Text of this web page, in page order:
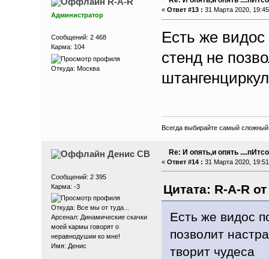
Администратор
Сообщений: 2 468
Карма: 104
Откуда: Москва
« Ответ #13 : 31 Марта 2020,
Есть же видос
стенд не
Всегда выбирайте самый
Денис СВ
Сообщений: 2 395
Карма: -3
Откуда: Все мы от туда...
Арсенал: Динамические скачки
моей кармы говорят о
неравнодушии ко мне!
Имя: Денис
Re: И опять,и опять
« Ответ #14 : 31 Марта 2020,
Цитата: R-A-R
Есть же видос
позволит
творит чудеса